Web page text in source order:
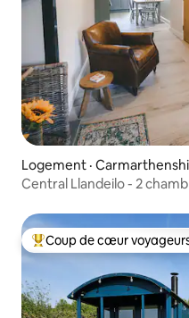
Logement ·
Central Llandeilo - 2
Coup de cœur voyageurs
Coup de cœur